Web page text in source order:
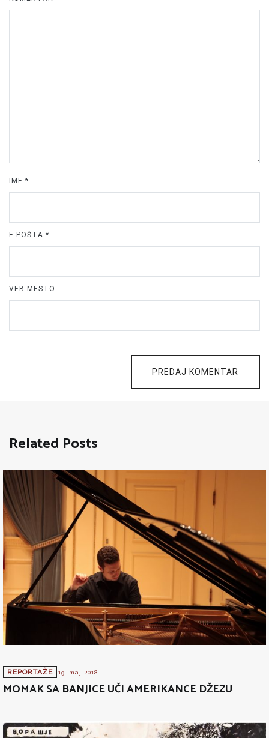
IME *
E-POŠTA *
VEB MESTO
PREDAJ KOMENTAR
Related Posts
REPORTAŽE 19. maj 2018.
MOMAK SA BANJICE UČI AMERIKANCE DŽEZU